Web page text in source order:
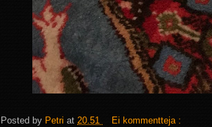
Posted by Petri at 20.51
Ei kommentteja :